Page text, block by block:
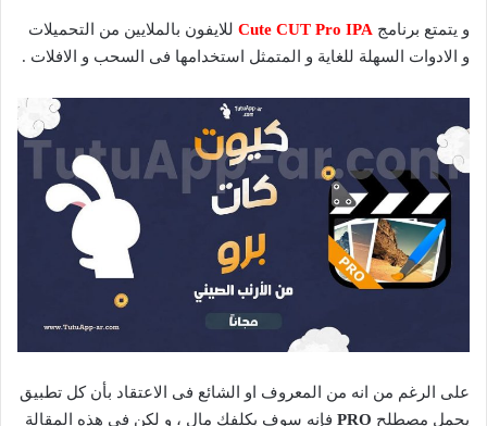
و يتمتع برنامج Cute CUT Pro IPA للايفون بالملايين من التحميلات
و الادوات السهلة للغاية و المتمثل استخدامها فى السحب و الافلات .
على الرغم من انه من المعروف او الشائع فى الاعتقاد بأن كل تطبيق
يحمل مصطلح PRO فإنه سوف يكلفك مال ، و لكن فى هذه المقالة